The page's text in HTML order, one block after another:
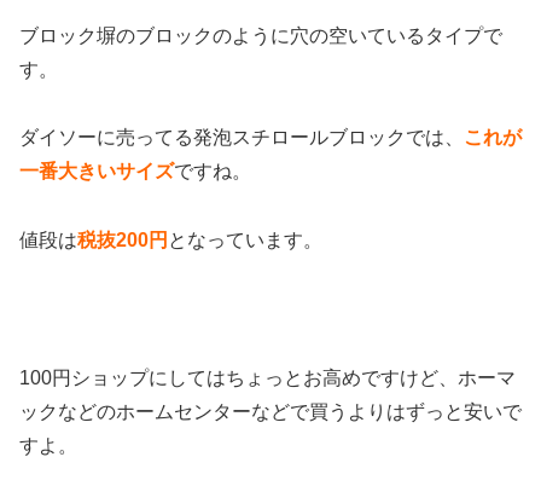
ブロック塀のブロックのように穴の空いているタイプで
す。
ダイソーに売ってる発泡スチロールブロックでは、 これが
一番大きいサイズですね。
値段は税抜200円 となっています。
100円ショップにしてはちょっとお高めですけど、ホーマ
ックなどのホームセンターなどで買うよりはずっと安いで
すよ。